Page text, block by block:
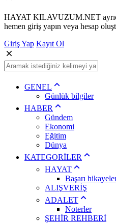
HAYAT KILAVUZUM.NET
hemen giriş yapın veya hesap
Giriş Yap Kayıt Ol
GENEL
Günlük bilgiler
HABER
Gündem
Ekonomi
Eğitim
Dünya
KATEGORİLER
HAYAT
Başarı
ALIŞVERİŞ
ADALET
Noterler
ŞEHİR REHBERİ